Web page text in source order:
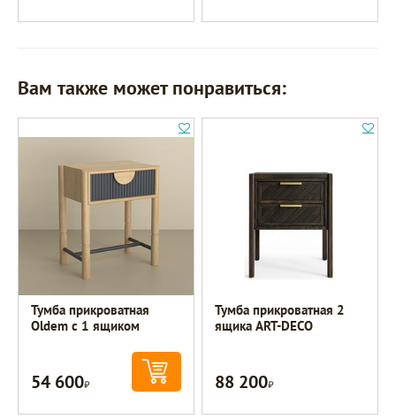
Вам также может понравиться:
Тумба прикроватная
Oldem с 1 ящиком
54 600Р
Тумба прикроватная 2
ящика ART-DECO
88 200Р